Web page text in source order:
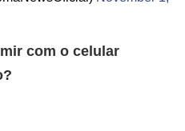
com o celular